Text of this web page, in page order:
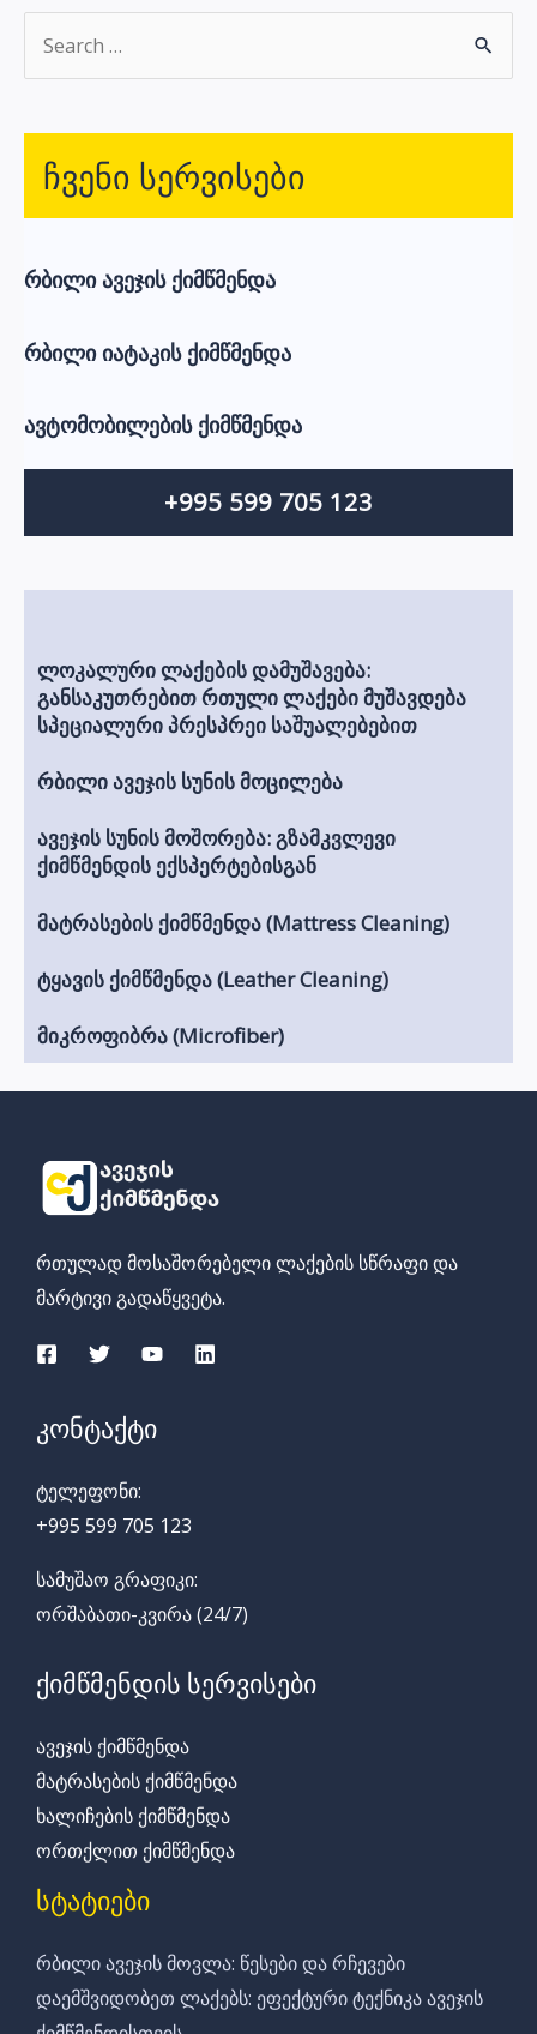
h
r
ჩვენი სერვისები
რბილი ავეჯის ქიმწმენდა
რბილი იატაკის ქიმწმენდა
ავტომობილების ქიმწმენდა
+995 599 705 123
ლოკალური ლაქების დამუშავება:
განსაკუთრებით რთული ლაქები მუშავდება
სპეციალური პრესპრეი საშუალებებით
რბილი ავეჯის სუნის მოცილება
ავეჯის სუნის მოშორება: გზამკვლევი
ქიმწმენდის ექსპერტებისგან
მატრასების ქიმწმენდა (Mattress Cleaning)
ტყავის ქიმწმენდა (Leather Cleaning)
მიკროფიბრა (Microfiber)
რთულად მოსაშორებელი ლაქების სწრაფი და
მარტივი გადაწყვეტა.
კონტაქტი
ტელეფონი:
+995 599 705 123
სამუშაო გრაფიკი:
ორშაბათი-კვირა (24/7)
ქიმწმენდის სერვისები
ავეჯის ქიმწმენდა
მატრასების ქიმწმენდა
ხალიჩების ქიმწმენდა
ორთქლით ქიმწმენდა
სტატიები
რბილი ავეჯის მოვლა: წესები და რჩევები
დაემშვიდობეთ ლაქებს: ეფექტური ტექნიკა ავეჯის